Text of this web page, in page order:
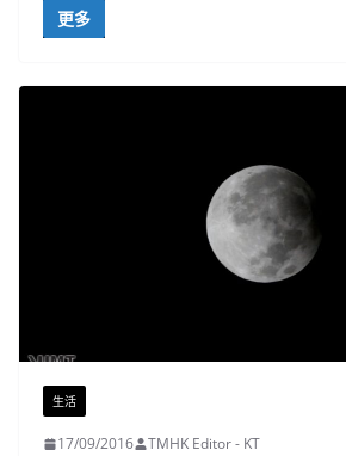
更多
生活
17/09/2016 TMHK Editor - KT